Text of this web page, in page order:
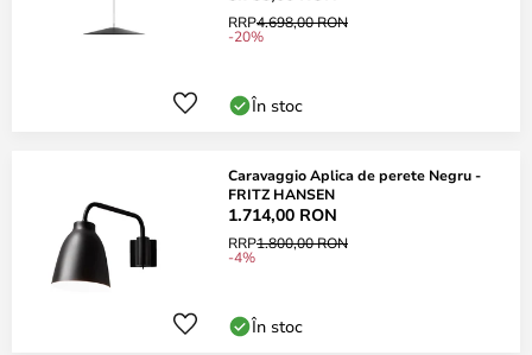
RRP4.698,00 RON
-20%
În stoc
Caravaggio Aplica de perete Negru -
FRITZ HANSEN
1.714,00 RON
RRP1.800,00 RON
-4%
În stoc